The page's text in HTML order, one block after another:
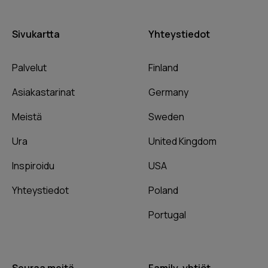
Sivukartta
Palvelut
Asiakastarinat
Meistä
Ura
Inspiroidu
Yhteystiedot
Yhteystiedot
Finland
Germany
Sweden
United Kingdom
USA
Poland
Portugal